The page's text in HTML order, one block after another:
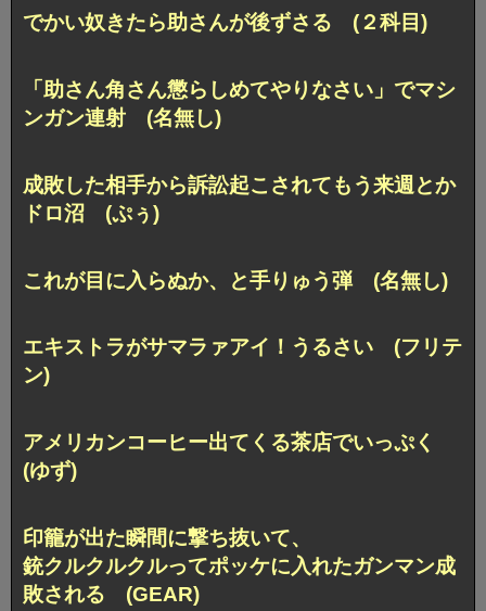
でかい奴きたら助さんが後ずさる (２科目)
「助さん角さん懲らしめてやりなさい」でマシ
ンガン連射 (名無し)
成敗した相手から訴訟起こされてもう来週とか
ドロ沼 (ぷぅ)
これが目に入らぬか、と手りゅう弾 (名無し)
エキストラがサマラァアイ！うるさい (フリテ
ン)
アメリカンコーヒー出てくる茶店でいっぷく
(ゆず)
印籠が出た瞬間に撃ち抜いて、
銃クルクルクルってポッケに入れたガンマン成
敗される (GEAR)